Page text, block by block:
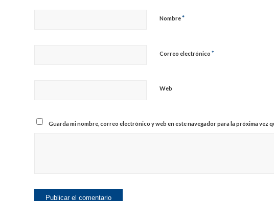
Nombre*
Correo electrónico *
Web
Guarda mi nombre, correo electrónico y web en este navegador para la próxima vez